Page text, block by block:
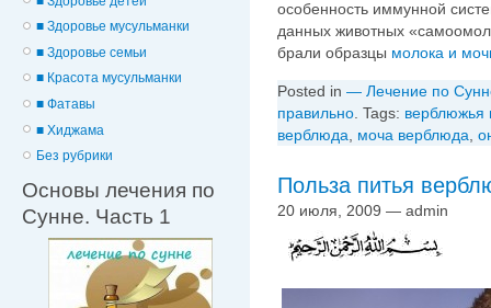
■ Здоровье мусульманки
■ Здоровье семьи
■ Красота мусульманки
■ Фатавы
■ Хиджама
Без рубрики
Основы лечения по
Сунне. Часть 1
особенность иммунной
данных животных
брали образцы молока и
Posted in — Лечение по
правильно. Tags: верблюжья
верблюда, моча верблюда,
Польза питья
20 июля, 2009 — admin